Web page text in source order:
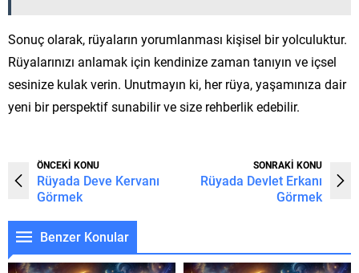
Sonuç olarak, rüyaların yorumlanması kişisel bir yolculuktur.
Rüyalarınızı anlamak için kendinize zaman tanıyın ve içsel
sesinize kulak verin. Unutmayın ki, her rüya, yaşamınıza dair
yeni bir perspektif sunabilir ve size rehberlik edebilir.
ÖNCEKİ KONU
Rüyada Deve Kervanı
Görmek
SONRAKİ KONU
Rüyada Devlet Erkanı
Görmek
Benzer Konular